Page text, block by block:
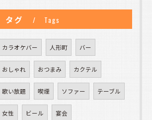
タグ Tags
カラオケバー 人形町 バー
おしゃれ おつまみ カクテル
歌い放題 喫煙 ソファー テーブル
女性 ビール 宴会